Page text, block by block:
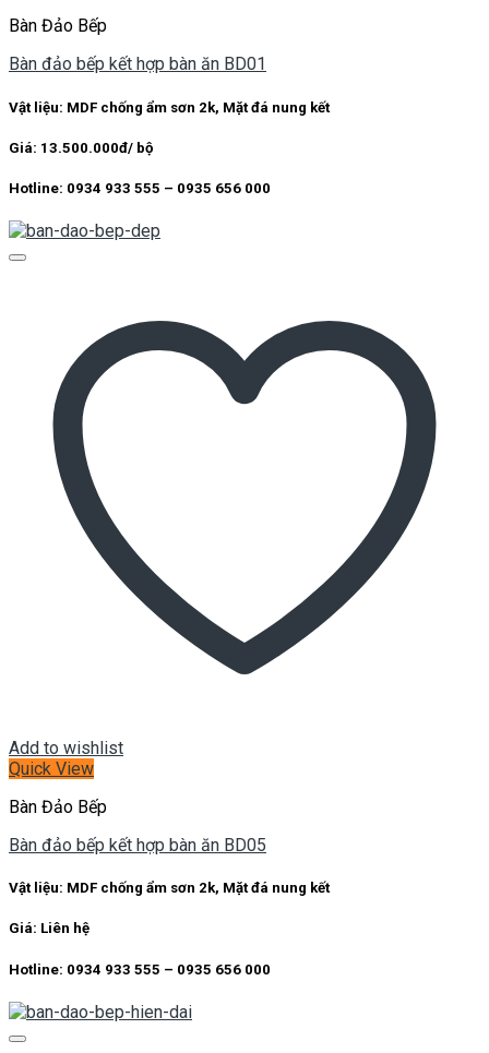
Bàn Đảo Bếp
Bàn đảo bếp kết hợp bàn ăn BD01
Vật liệu: MDF chống ẩm sơn 2k, Mặt đá nung kết
Giá: 13.500.000đ/ bộ
Hotline: 0934 933 555 – 0935 656 000
Add to wishlist
Quick View
Bàn Đảo Bếp
Bàn đảo bếp kết hợp bàn ăn BD05
Vật liệu: MDF chống ẩm sơn 2k, Mặt đá nung kết
Giá: Liên hệ
Hotline: 0934 933 555 – 0935 656 000